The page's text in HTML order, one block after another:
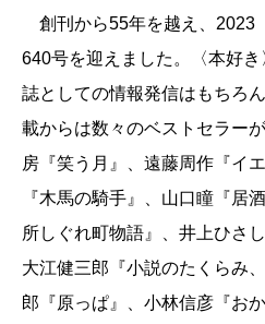
創刊から55年を越え、2023
640号を迎えました。〈本好
誌としての情報発信はもちろ
載からは数々のベストセラー
房『笑う月』、遠藤周作『イ
『木馬の騎手』、山口瞳『居
所しぐれ町物語』、井上ひさ
大江健三郎『小説のたくらみ
郎『原っぱ』、小林信彦『お